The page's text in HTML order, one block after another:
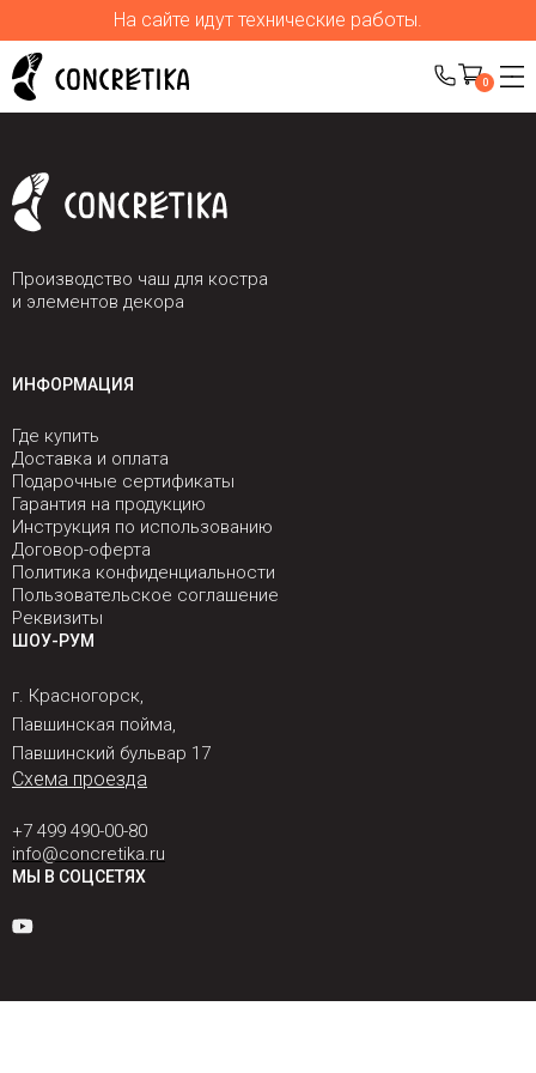
На сайте идут технические работы.
0
Производство чаш для костра
и элементов декора
ИНФОРМАЦИЯ
Где купить
Доставка и оплата
Подарочные сертификаты
Гарантия на продукцию
Инструкция по использованию
Договор-оферта
Политика конфиденциальности
Пользовательское соглашение
Реквизиты
ШОУ-РУМ
г. Красногорск,
Павшинская пойма,
Павшинский бульвар 17
Схема проезда
+7 499 490-00-80
info@concretika.ru
МЫ В СОЦСЕТЯХ